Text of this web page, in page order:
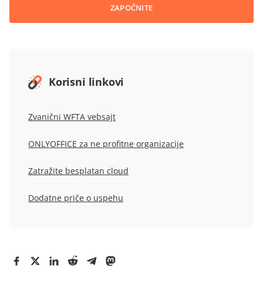
ZAPOČNITE
Korisni linkovi
Zvanični WFTA vebsajt
ONLYOFFICE za ne profitne organizacije
Zatražite besplatan cloud
Dodatne priče o uspehu